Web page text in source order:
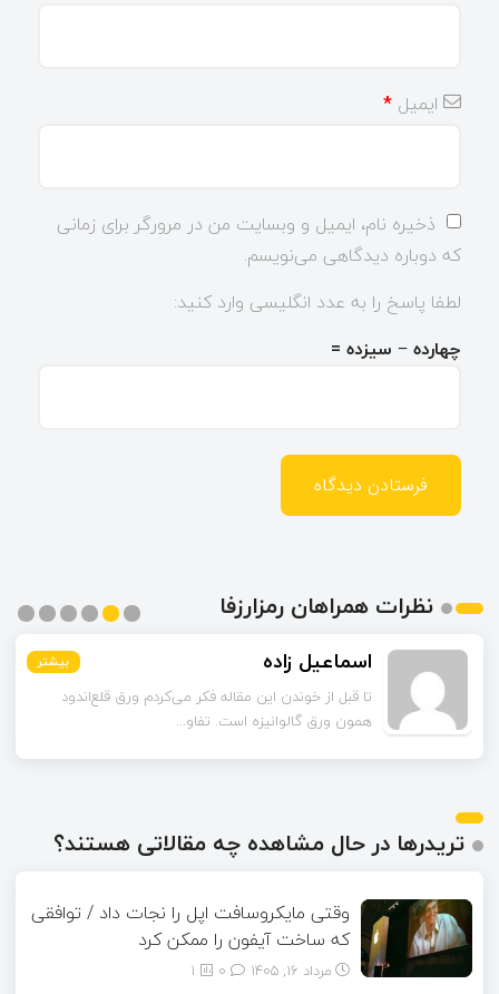
ایمیل *
ذخیره نام، ایمیل و وبسایت من در مرورگر برای زمانی
که دوباره دیدگاهی می‌نویسم.
لطفا پاسخ را به عدد انگلیسی وارد کنید:
چهارده − سیزده =
نظرات همراهان رمزارزفا
بیشتر اسماعیل زاده بیشتر
تا قبل از خوندن این مقاله فکر می‌کردم ورق قلع‌اندود
همون ورق گالوانیزه است. تفاو...
بیشتر
بیشتر
بیشتر
بیشتر
تریدرها در حال مشاهده چه مقالاتی هستند؟
وقتی مایکروسافت اپل را نجات داد / توافقی
که ساخت آیفون را ممکن کرد
مرداد ۱۶, ۱۴۰۵ 1